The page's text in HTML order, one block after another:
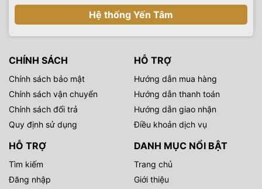
Hệ thống Yến Tâm
CHÍNH SÁCH
Chính sách bảo mật
Chính sách vận chuyển
Chính sách đổi trả
Quy định sử dụng
HỖ TRỢ
Hướng dẫn mua hàng
Hướng dẫn thanh toán
Hướng dẫn giao nhận
Điều khoản dịch vụ
HỖ TRỢ
Tìm kiếm
Đăng nhập
DANH MỤC NỔI BẬT
Trang chủ
Giới thiệu